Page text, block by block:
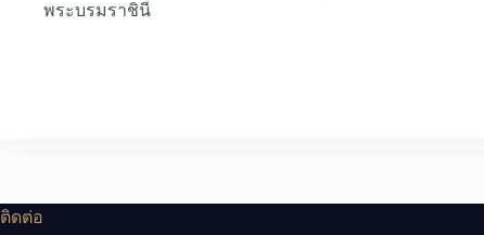
พระบรมราชินี
ติดต่อ